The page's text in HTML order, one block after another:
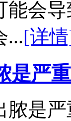
能会
...[详
是严
脓是